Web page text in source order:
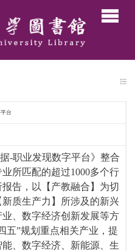
台
-职业发现数字平台》整合
所匹配的超过1000多个行
告，以【产教融合】为切
新质生产力】所涉及的新兴
、数字经济创新发展等方
五”规划重点相关产业，提
、数字经济、新能源、生